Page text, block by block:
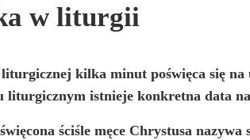
w liturgii
kilka minut poświęca się
liturgicznym istnieje konkretna data
ściśle męce Chrystusa nazywa